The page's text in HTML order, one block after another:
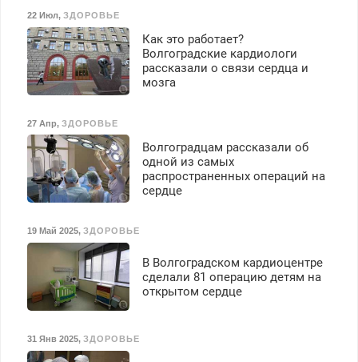
22 Июл, ЗДОРОВЬЕ
Как это работает?
Волгоградские кардиологи
рассказали о связи сердца и
мозга
27 Апр, ЗДОРОВЬЕ
Волгоградцам рассказали об
одной из самых
распространенных операций на
сердце
19 Май 2025, ЗДОРОВЬЕ
В Волгоградском кардиоцентре
сделали 81 операцию детям на
открытом сердце
31 Янв 2025, ЗДОРОВЬЕ